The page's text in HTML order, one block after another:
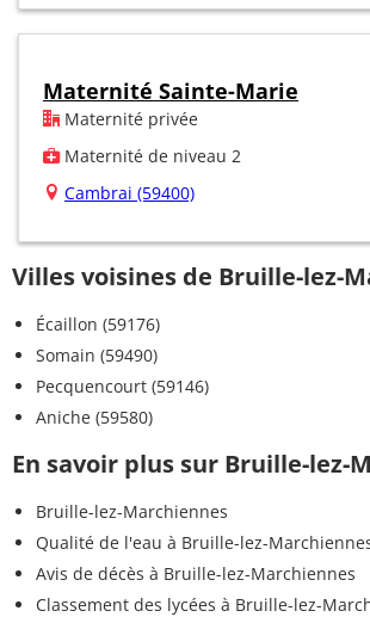
Maternité Sainte-Marie
Maternité privée
Maternité de niveau 2
Cambrai (59400)
Villes voisines de Bruille-lez-
Écaillon (59176)
Somain (59490)
Pecquencourt (59146)
Aniche (59580)
En savoir plus sur Bruille-lez-
Bruille-lez-Marchiennes
Qualité de l'eau à Bruille-lez-
Avis de décès à Bruille-lez-Marchiennes
Classement des lycées à Bruille-lez-